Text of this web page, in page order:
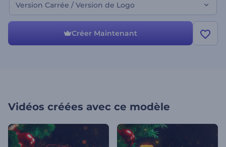
Version Carrée / Version de Logo
Créer Maintenant
Vidéos créées avec ce modèle